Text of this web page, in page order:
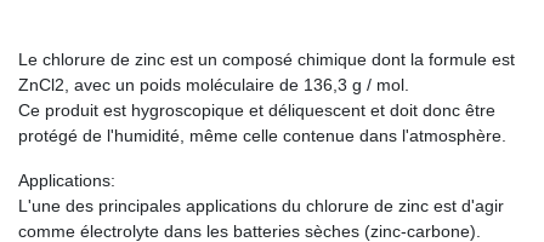
Le chlorure de zinc est un composé chimique dont la formule est
ZnCl2, avec un poids moléculaire de 136,3 g / mol.
Ce produit est hygroscopique et déliquescent et doit donc être
protégé de l'humidité, même celle contenue dans l'atmosphère.
Applications:
L'une des principales applications du chlorure de zinc est d'agir
comme électrolyte dans les batteries sèches (zinc-carbone).